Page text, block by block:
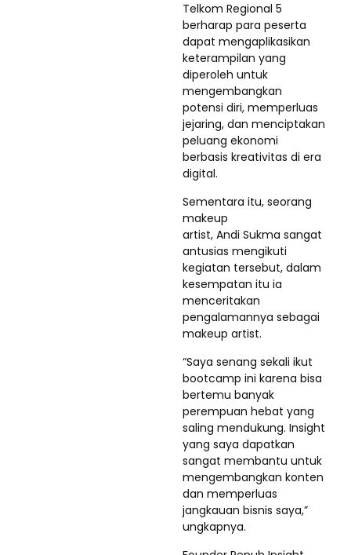
Telkom Regional 5
berharap para peserta
dapat mengaplikasikan
keterampilan yang
diperoleh untuk
mengembangkan
potensi diri, memperluas
jejaring, dan menciptakan
peluang ekonomi
berbasis kreativitas di era
digital.
Sementara itu, seorang
makeup
artist, Andi Sukma sangat
antusias mengikuti
kegiatan tersebut, dalam
kesempatan itu ia
menceritakan
pengalamannya sebagai
makeup artist.
“Saya senang sekali ikut
bootcamp ini karena bisa
bertemu banyak
perempuan hebat yang
saling mendukung. Insight
yang saya dapatkan
sangat membantu untuk
mengembangkan konten
dan memperluas
jangkauan bisnis saya,”
ungkapnya.